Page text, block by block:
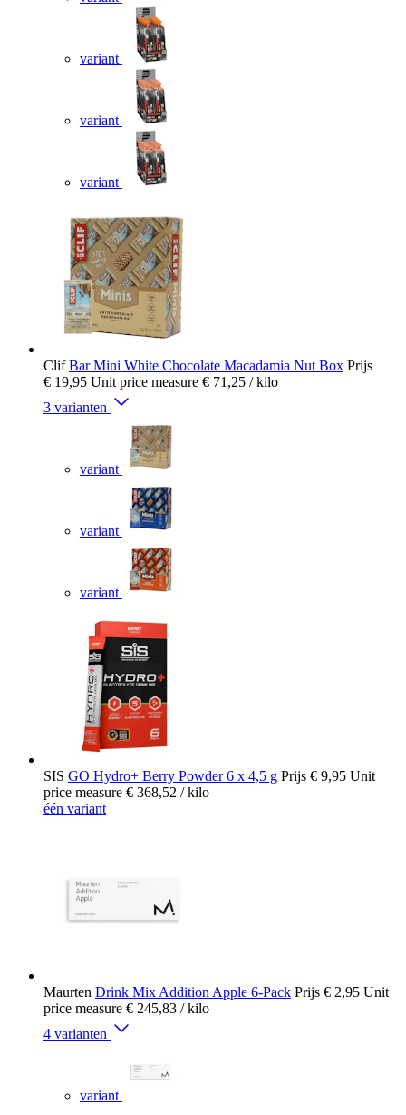
variant
variant
variant
Clif Bar Mini White Chocolate Macadamia Nut Box Prijs
€ 19,95 Unit price measure € 71,25 / kilo
3 varianten
variant
variant
variant
SIS GO Hydro+ Berry Powder 6 x 4,5 g Prijs € 9,95 Unit
price measure € 368,52 / kilo
één variant
Maurten Drink Mix Addition Apple 6-Pack Prijs € 2,95 Unit
price measure € 245,83 / kilo
4 varianten
variant